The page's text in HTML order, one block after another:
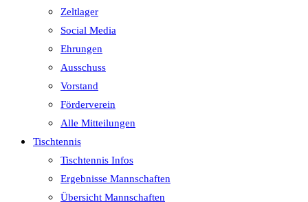
Zeltlager
Social Media
Ehrungen
Ausschuss
Vorstand
Förderverein
Alle Mitteilungen
Tischtennis
Tischtennis Infos
Ergebnisse Mannschaften
Übersicht Mannschaften